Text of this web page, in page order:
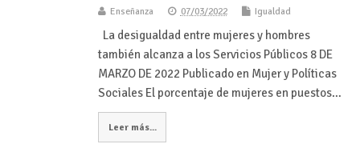
Enseñanza 07/03/2022 Igualdad
La desigualdad entre mujeres y hombres
también alcanza a los Servicios Públicos 8 DE
MARZO DE 2022 Publicado en Mujer y Políticas
Sociales El porcentaje de mujeres en puestos…
Leer más...